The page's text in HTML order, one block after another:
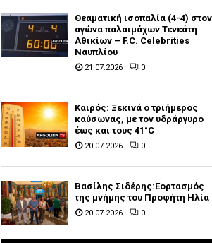
Θεαματική ισοπαλία (4-4) στον
αγώνα παλαιμάχων Τενεάτη
Αθικίων – F.C. Celebrities
Ναυπλίου
21.07.2026 0
Καιρός: Ξεκινά ο τριήμερος
καύσωνας, με τον υδράργυρο
έως και τους 41°C
20.07.2026 0
Βασίλης Σιδέρης:Εορτασμός
της μνήμης του Προφήτη Ηλία
20.07.2026 0